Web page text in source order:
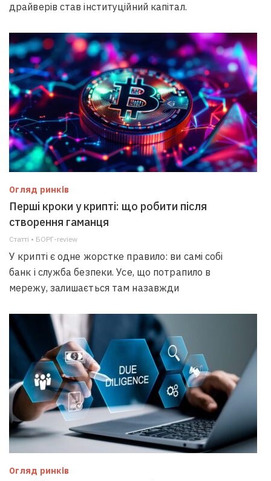
драйверів став інституційний капітал.
Огляд ринків
Перші кроки у крипті: що робити після
створення гаманця
Статті • БОРГ-review
У крипті є одне жорстке правило: ви самі собі
банк і служба безпеки. Усе, що потрапило в
мережу, залишається там назавжди
Огляд ринків